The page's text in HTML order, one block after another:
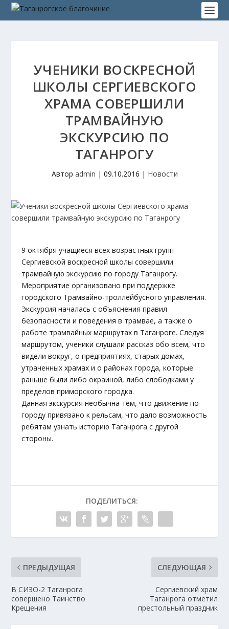
УЧЕНИКИ ВОСКРЕСНОЙ
ШКОЛЫ СЕРГИЕВСКОГО
ХРАМА СОВЕРШИЛИ
ТРАМВАЙНУЮ
ЭКСКУРСИЮ ПО
ТАГАНРОГУ
Автор admin | 09.10.2016 | Новости
9 октября учащиеся всех возрастных групп
Сергиевской воскресной школы совершили
трамвайную экскурсию по городу Таганрогу.
Мероприятие организовано при поддержке
городского Трамвайно-троллейбусного управления.
Экскурсия началась с объяснения правил
безопасности и поведения в трамвае, а также о
работе трамвайных маршрутах в Таганроге. Следуя
маршрутом, ученики слушали рассказ обо всем, что
видели вокруг, о предприятиях, старых домах,
утраченных храмах и о районах города, которые
раньше были либо окраиной, либо слободками у
пределов приморского городка.
Данная экскурсия необычна тем, что движение по
городу привязано к рельсам, что дало возможность
ребятам узнать историю Таганрога с другой
стороны.
ПОДЕЛИТЬСЯ:
ПРЕДЫДУЩАЯ
В СИЗО-2 Таганрога
совершено Таинство
Крещения
СЛЕДУЮЩАЯ
Сергиевский храм
Таганрога отметил
престольный праздник